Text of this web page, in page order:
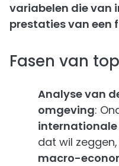
variabelen die van
prestaties van een
Fasen van
Analyse van
omgeving:
dat wil
macro-